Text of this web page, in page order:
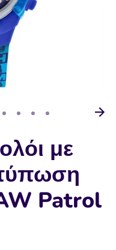
με
Patrol